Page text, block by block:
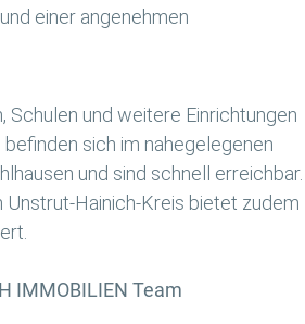
einer angenehmen
Schulen und weitere Einrichtungen
sich im nahegelegenen
und sind schnell erreichbar.
Unstrut-Hainich-Kreis bietet zudem